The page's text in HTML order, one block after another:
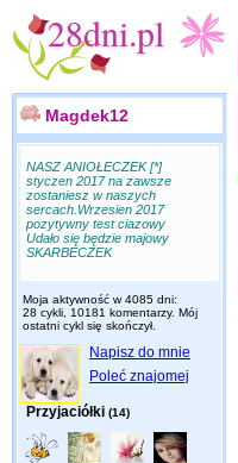
Magdek12
NASZ ANIOŁECZEK [*]
styczen 2017 na zawsze
zostaniesz w naszych
sercach.Wrzesien 2017
pozytywny test ciazowy
Udało się będzie majowy
SKARBECZEK
Moja aktywność w 4085 dni:
28 cykli, 10181 komentarzy. Mój
ostatni cykl się skończył.
Napisz do mnie
Poleć znajomej
Przyjaciółki (14)